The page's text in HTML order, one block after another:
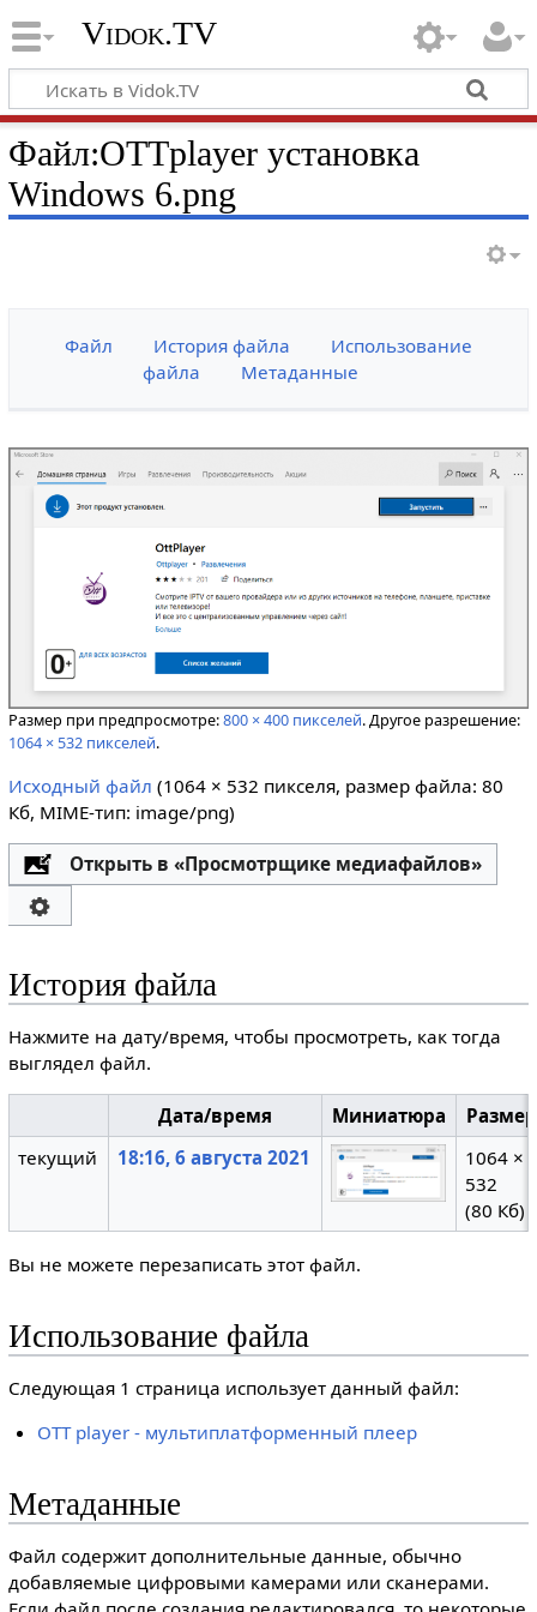
Vidok.TV
Файл:OTTplayer установка
Windows 6.png
Файл История файла
Использование
файла
Метаданные
Размер при предпросмотре:800 × 400 пикселей. Другое разрешение:
1064 × 532 пикселей.
Исходный файл (1064 × 532 пикселя, размер файла: 80
Кб, MIME-тип: image/png)
Открыть в «Просмотрщике медиафайлов»
История файла
Нажмите на дату/время, чтобы просмотреть, как тогда
выглядел файл.
Дата/время Миниатюра
текущий
18:16, 6 августа 2021
1064 ×
532
(80 Кб)
Вы не можете перезаписать этот файл.
Использование файла
Следующая 1 страница использует данный файл:
OTT player - мультиплатформенный плеер
Метаданные
Файл содержит дополнительные данные, обычно
добавляемые цифровыми камерами или сканерами.